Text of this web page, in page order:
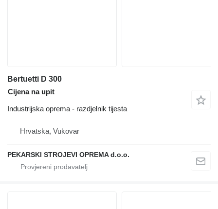
Bertuetti D 300
Cijena na upit
Industrijska oprema - razdjelnik tijesta
Hrvatska, Vukovar
PEKARSKI STROJEVI OPREMA d.o.o.